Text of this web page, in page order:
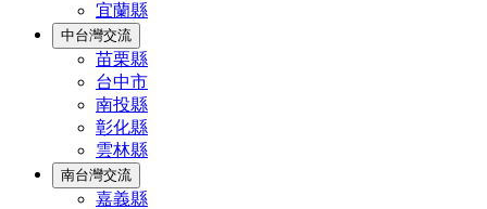
宜蘭縣
中台灣交流
苗栗縣
台中市
南投縣
彰化縣
雲林縣
南台灣交流
嘉義縣